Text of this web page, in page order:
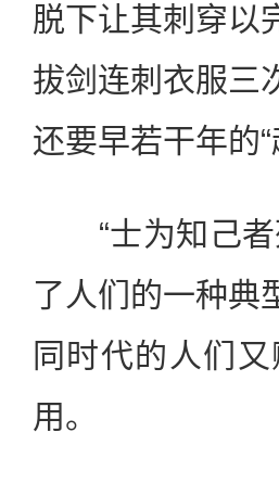
脱下让其刺穿以
拔剑连刺衣服三
还要早若干年的
“士为知己者
了人们的一种典
同时代的人们
用。